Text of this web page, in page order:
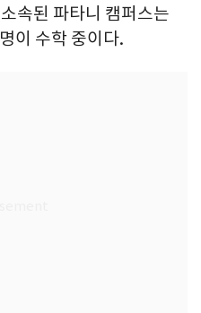
속된 파타니 캠퍼스는
이 수학 중이다.